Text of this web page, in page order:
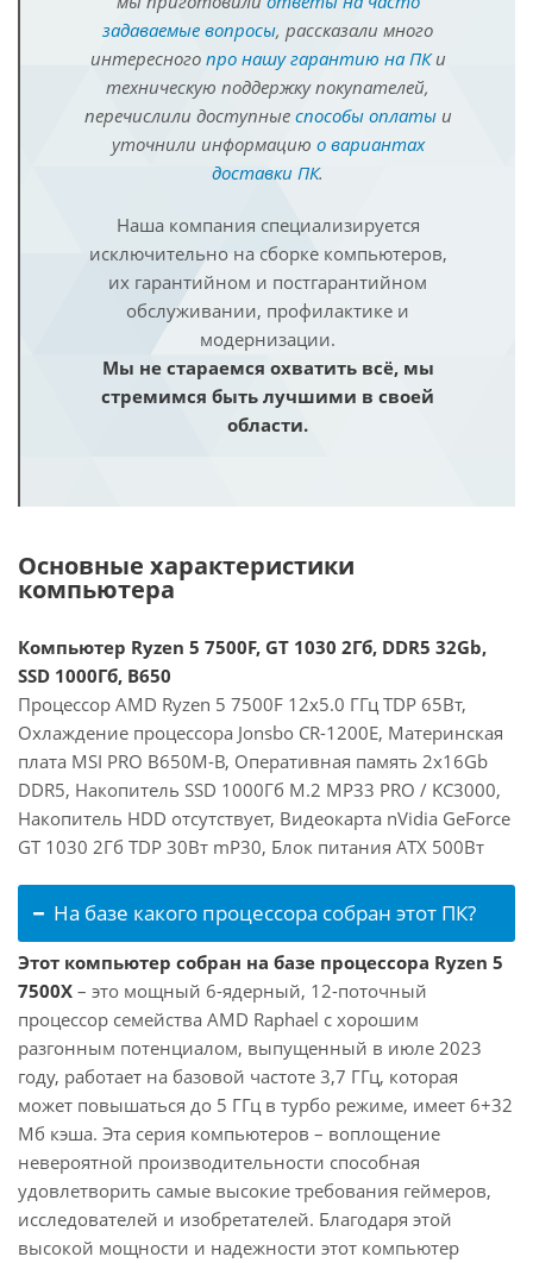
задаваемые вопросы, рассказали много
интересного про нашу гарантию на ПКи
техническую поддержку покупателей,
перечислили доступные способы оплатыи
уточнили информацию о вариантах
доставки ПК.
Наша компания специализируется
исключительно на сборке компьютеров,
их гарантийном и постгарантийном
обслуживании, профилактике и
модернизации.
Мы не стараемся охватить всё, мы
стремимся быть лучшими в своей
области.
Основные характеристики
компьютера
Компьютер Ryzen 5 7500F, GT 1030 2Гб, DDR5 32Gb,
SSD 1000Гб, B650
Процессор AMD Ryzen 5 7500F 12x5.0 ГГц TDP 65Вт,
Охлаждение процессора Jonsbo CR-1200E, Материнская
плата MSI PRO B650M-B, Оперативная память 2x16Gb
DDR5, Накопитель SSD 1000Гб M.2 MP33 PRO / KC3000,
Накопитель HDD отсутствует, Видеокарта nVidia GeForce
GT 1030 2Гб TDP 30Вт mP30, Блок питания ATX 500Вт
На базе какого процессора собран этот ПК?
Этот компьютер собран на базе процессора Ryzen 5
7500X – это мощный 6-ядерный, 12-поточный
процессор семейства AMD Raphael с хорошим
разгонным потенциалом, выпущенный в июле 2023
году, работает на базовой частоте 3,7 ГГц, которая
может повышаться до 5 ГГц в турбо режиме, имеет 6+32
Мб кэша. Эта серия компьютеров – воплощение
невероятной производительности способная
удовлетворить самые высокие требования геймеров,
исследователей и изобретателей. Благодаря этой
высокой мощности и надежности этот компьютер